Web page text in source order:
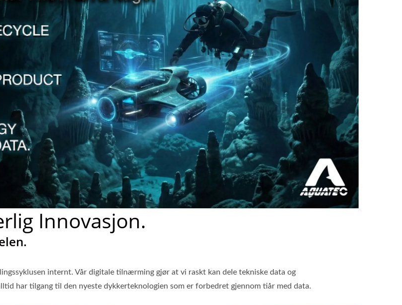
Innovasjon.
internt. Vår digitale tilnærming gjør at vi raskt kan dele tekniske data og
har tilgang til den nyeste dykkerteknologien som er forbedret gjennom tiår med data.